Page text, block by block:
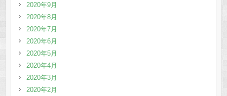
2020年9月
2020年8月
2020年7月
2020年6月
2020年5月
2020年4月
2020年3月
2020年2月